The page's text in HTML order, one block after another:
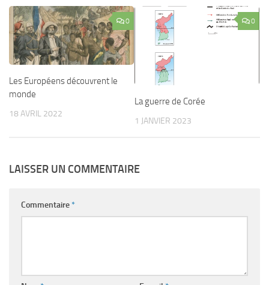
0
Les Européens découvrent le
monde
18 AVRIL 2022
0
La guerre de Corée
1 JANVIER 2023
LAISSER UN COMMENTAIRE
Commentaire*